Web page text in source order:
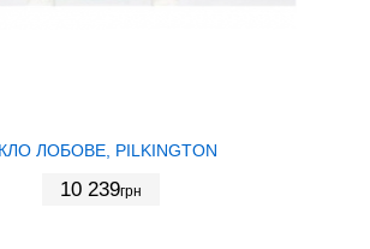
ЛОБОВЕ, PILKINGTON
10 239грн